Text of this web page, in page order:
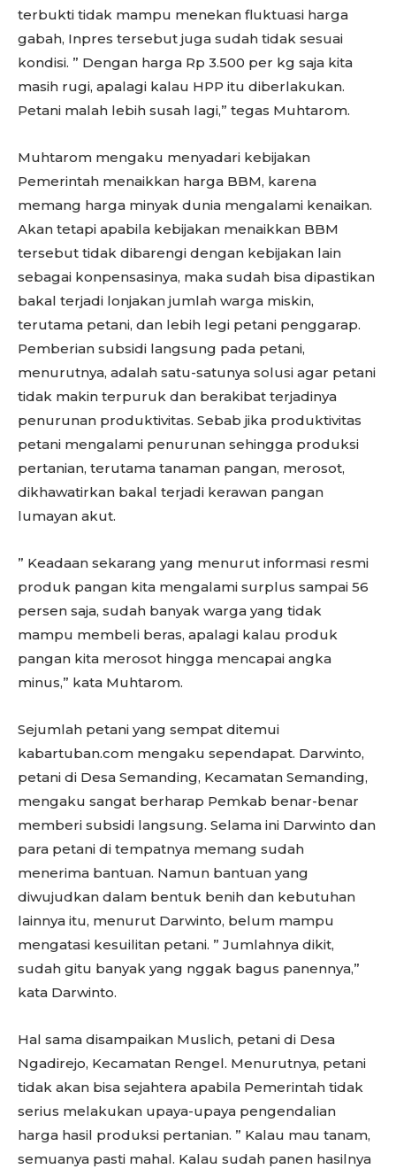
terbukti tidak mampu menekan fluktuasi harga
gabah, Inpres tersebut juga sudah tidak sesuai
kondisi. ” Dengan harga Rp 3.500 per kg saja kita
masih rugi, apalagi kalau HPP itu diberlakukan.
Petani malah lebih susah lagi,” tegas Muhtarom.
Muhtarom mengaku menyadari kebijakan
Pemerintah menaikkan harga BBM, karena
memang harga minyak dunia mengalami kenaikan.
Akan tetapi apabila kebijakan menaikkan BBM
tersebut tidak dibarengi dengan kebijakan lain
sebagai konpensasinya, maka sudah bisa dipastikan
bakal terjadi lonjakan jumlah warga miskin,
terutama petani, dan lebih legi petani penggarap.
Pemberian subsidi langsung pada petani,
menurutnya, adalah satu-satunya solusi agar petani
tidak makin terpuruk dan berakibat terjadinya
penurunan produktivitas. Sebab jika produktivitas
petani mengalami penurunan sehingga produksi
pertanian, terutama tanaman pangan, merosot,
dikhawatirkan bakal terjadi kerawan pangan
lumayan akut.
” Keadaan sekarang yang menurut informasi resmi
produk pangan kita mengalami surplus sampai 56
persen saja, sudah banyak warga yang tidak
mampu membeli beras, apalagi kalau produk
pangan kita merosot hingga mencapai angka
minus,” kata Muhtarom.
Sejumlah petani yang sempat ditemui
kabartuban.com mengaku sependapat. Darwinto,
petani di Desa Semanding, Kecamatan Semanding,
mengaku sangat berharap Pemkab benar-benar
memberi subsidi langsung. Selama ini Darwinto dan
para petani di tempatnya memang sudah
menerima bantuan. Namun bantuan yang
diwujudkan dalam bentuk benih dan kebutuhan
lainnya itu, menurut Darwinto, belum mampu
mengatasi kesuilitan petani. ” Jumlahnya dikit,
sudah gitu banyak yang nggak bagus panennya,”
kata Darwinto.
Hal sama disampaikan Muslich, petani di Desa
Ngadirejo, Kecamatan Rengel. Menurutnya, petani
tidak akan bisa sejahtera apabila Pemerintah tidak
serius melakukan upaya-upaya pengendalian
harga hasil produksi pertanian. ” Kalau mau tanam,
semuanya pasti mahal. Kalau sudah panen hasilnya